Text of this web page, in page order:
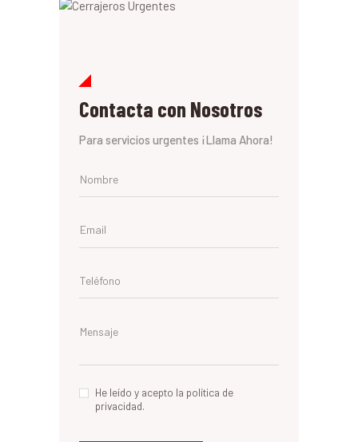
Contacta con Nosotros
Para servicios urgentes ¡Llama Ahora!
He leído y acepto la política de
privacidad.